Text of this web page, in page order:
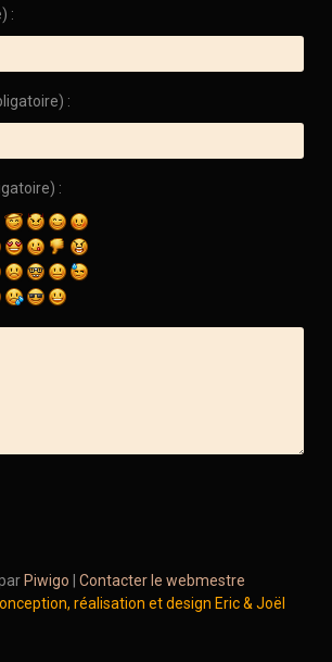
:
:
:
Piwigo | Contacter le webmestre
réalisation et design Eric & Joël